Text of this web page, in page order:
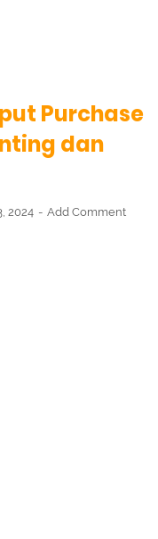
Purchase
dan
2024 Add Comment